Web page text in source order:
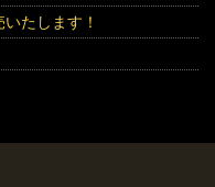
たします！